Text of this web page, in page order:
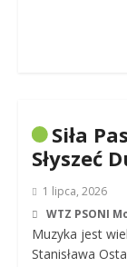
Siła
Słyszeć
1 lipca, 2026
WTZ PSONI
Muzyka jest
Stanisława